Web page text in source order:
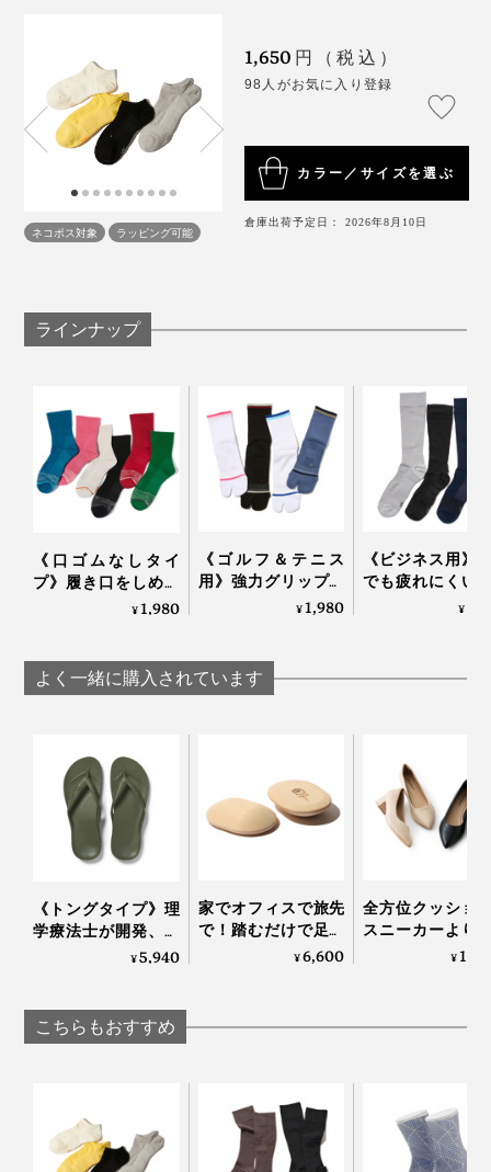
使用感には個人差があります。
ネコポス対象 ラッピング可能
1,650 円（税込）
98人がお気に入り登録
カラー／サイズを選ぶ
倉庫出荷予定日： 2026年8月10日
ラインナップ
《口ゴムなしタイ
プ》履き口をしめつ
けない疲れしらずの
¥1,980
《ゴルフ＆テニス
用》強力グリップで
しっかり踏み込める
¥1,980
《ビジネス用》
でも疲れにくい
り落ちにくい「
¥
よく一緒に購入されています
《トングタイプ》理
学療法士が開発、世
界600万人の足を支
Archies
¥5,940
家でオフィスで旅先
で！踏むだけで足か
ら元気になれる「足
¥6,600
全方位クッショ
スニーカーより
かな「コンフォ
¥
こちらもおすすめ